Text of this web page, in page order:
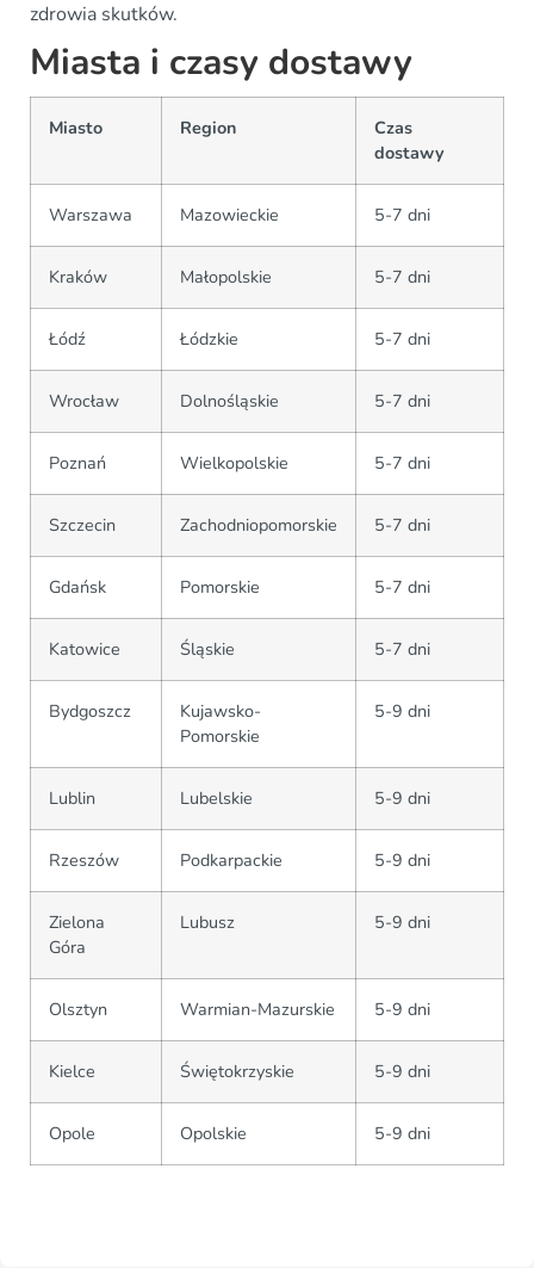
zdrowia skutków.
Miasta i czasy dostawy
Miasto Region
Czas
dostawy
Warszawa Mazowieckie 5-7 dni
Kraków Małopolskie 5-7 dni
Łódź Łódzkie 5-7 dni
Wrocław Dolnośląskie 5-7 dni
Poznań Wielkopolskie 5-7 dni
Szczecin Zachodniopomorskie 5-7 dni
Gdańsk Pomorskie 5-7 dni
Katowice Śląskie 5-7 dni
Bydgoszcz
Kujawsko-
Pomorskie
5-9 dni
Lublin Lubelskie 5-9 dni
Rzeszów Podkarpackie 5-9 dni
Zielona
Góra
Lubusz 5-9 dni
Olsztyn Warmian-Mazurskie 5-9 dni
Kielce Świętokrzyskie 5-9 dni
Opole Opolskie 5-9 dni